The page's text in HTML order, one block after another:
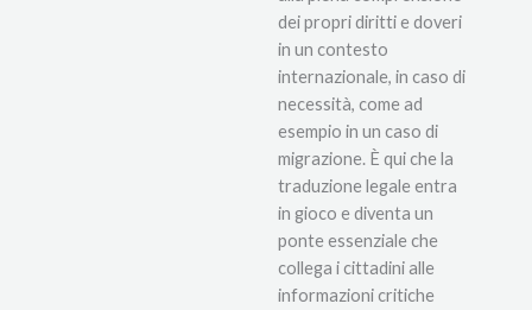
dei propri diritti e doveri
in un contesto
internazionale, in caso di
necessità, come ad
esempio in un caso di
migrazione. È qui che la
traduzione legale entra
in gioco e diventa un
ponte essenziale che
collega i cittadini alle
informazioni critiche